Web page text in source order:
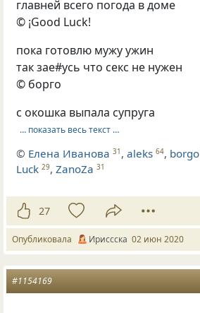
главней всего погода в доме
© ¡Good Luck!
пока готовлю мужу ужин
так зае#усь что секс не нужен
© борго
с окошка выпала супруга
… показать весь текст …
© Елена Иванова 31 ,aleks 64, borgo
Luck 29,ZanoZa 31
27
Опубликовала Ириссска 02 июн 2020
#1154169